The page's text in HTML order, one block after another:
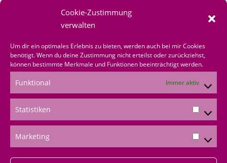
Cookie-Zustimmung
verwalten
Um dir ein optimales Erlebnis zu bieten, werden auch bei mir Cookies
benötigt. Wenn du deine Zustimmung nicht erteilst oder zurückziehst,
können bestimmte Merkmale und Funktionen beeinträchtigt werden.
Funktional Immer aktiv
Statistiken
Marketing
über mich bestellen
Shoppingvorteil
Bestellformular
*Produktempfehlungen
*Als Amazon-Partner verdiene ich an qualifizierten
Verkäufen